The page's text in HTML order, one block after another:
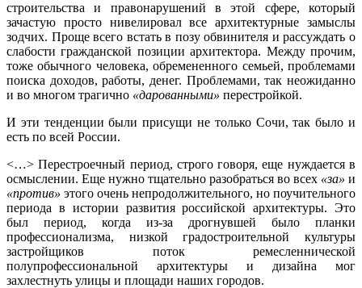
строительства и правонарушений в этой сфере, который
зачастую просто нивелировал все архитектурные замыслы
зодчих. Проще всего встать в позу обвинителя и рассуждать о
слабости гражданской позиции архитектора. Между прочим,
тоже обычного человека, обремененного семьей, проблемами
поиска доходов, работы, денег. Проблемами, так неожиданно
и во многом трагично «дарованными» перестройкой.
И эти тенденции были присущи не только Сочи, так было и
есть по всей России.
<…> Перестроечный период, строго говоря, еще нуждается в
осмыслении. Еще нужно тщательно разобраться во всех «за» и
«против» этого очень непродолжительного, но поучительного
периода в истории развития российской архитектуры. Это
был период, когда из-за дрогнувшей было планки
профессионализма, низкой градостроительной культуры
застройщиков поток ремесленнической
полупрофессиональной архитектуры и дизайна мог
захлестнуть улицы и площади наших городов.